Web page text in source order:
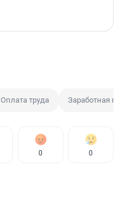
Оплата труда Заработная
0 0